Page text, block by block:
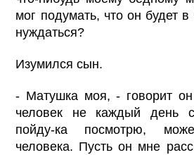
мог подумать, что он будет
нуждаться?
Изумился сын.
- Матушка моя, - говорит
человек не каждый день
пойду-ка посмотрю,
человека. Пусть он мне